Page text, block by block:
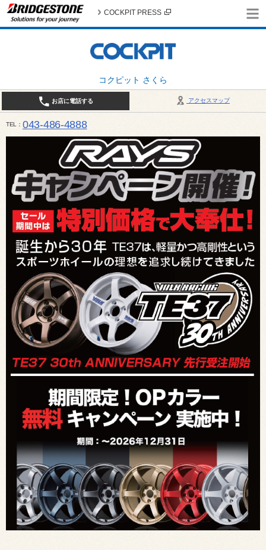
コクピット さくら
COCKPIT PRESS
アクセスマップ
お店に電話する
TEL 043-486-4888
平日9:30～18:30 日・祝日10:00～18:00 最終作業受付：平日18:00 日・祝日17:00 / 定休日：